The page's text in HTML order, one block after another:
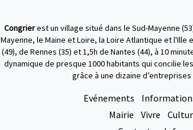
Congrierest un village situé dans le Sud-Mayenne
Mayenne, le Maine et Loire, la Loire Atlantique et l'Ille
(49), de Rennes (35) et 1,5h de Nantes (44), à 10
dynamique de presque 1000 habitants qui concilie
grâce à une dizaine
Evénements
Mairie
Vivre